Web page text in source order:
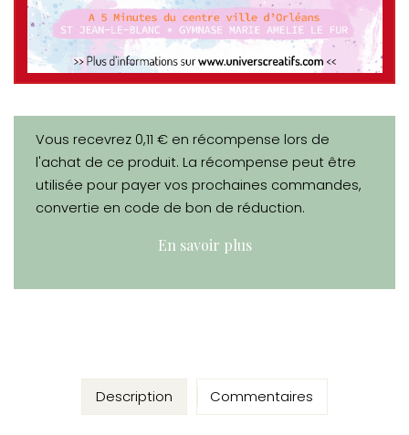
Vous recevrez 0,11 € en récompense lors de
l'achat de ce produit. La récompense peut être
utilisée pour payer vos prochaines commandes,
convertie en code de bon de réduction.
En savoir plus
Description Commentaires